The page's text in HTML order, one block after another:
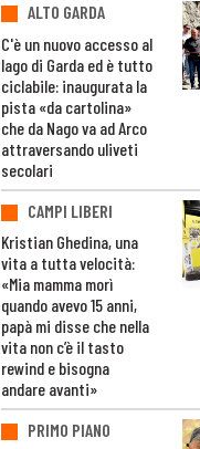
ALTO GARDA
C'è un nuovo accesso al
lago di Garda ed è tutto
ciclabile: inaugurata la
pista «da cartolina»
che da Nago va ad Arco
attraversando uliveti
secolari
CAMPI LIBERI
Kristian Ghedina, una
vita a tutta velocità:
«Mia mamma morì
quando avevo 15 anni,
papà mi disse che nella
vita non c’è il tasto
rewind e bisogna
andare avanti»
PRIMO PIANO